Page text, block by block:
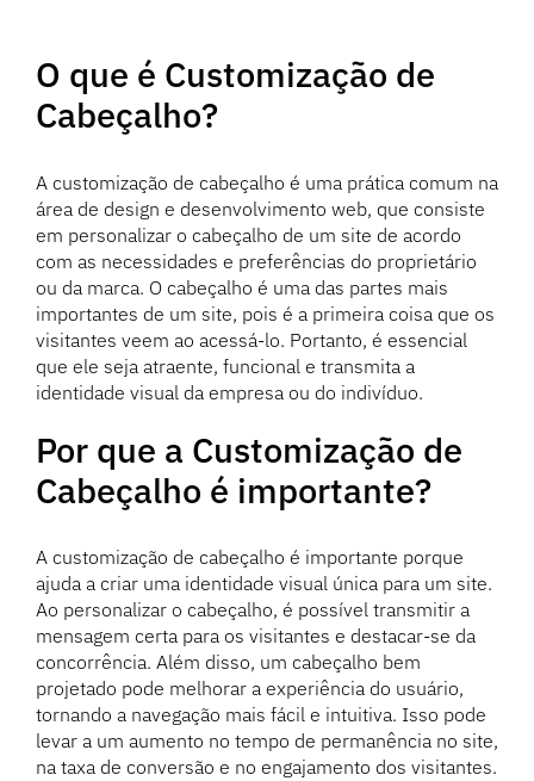
O que é Customização de
Cabeçalho?
A customização de cabeçalho é uma prática comum na
área de design e desenvolvimento web, que consiste
em personalizar o cabeçalho de um site de acordo
com as necessidades e preferências do proprietário
ou da marca. O cabeçalho é uma das partes mais
importantes de um site, pois é a primeira coisa que os
visitantes veem ao acessá-lo. Portanto, é essencial
que ele seja atraente, funcional e transmita a
identidade visual da empresa ou do indivíduo.
Por que a Customização de
Cabeçalho é importante?
A customização de cabeçalho é importante porque
ajuda a criar uma identidade visual única para um site.
Ao personalizar o cabeçalho, é possível transmitir a
mensagem certa para os visitantes e destacar-se da
concorrência. Além disso, um cabeçalho bem
projetado pode melhorar a experiência do usuário,
tornando a navegação mais fácil e intuitiva. Isso pode
levar a um aumento no tempo de permanência no site,
na taxa de conversão e no engajamento dos visitantes.